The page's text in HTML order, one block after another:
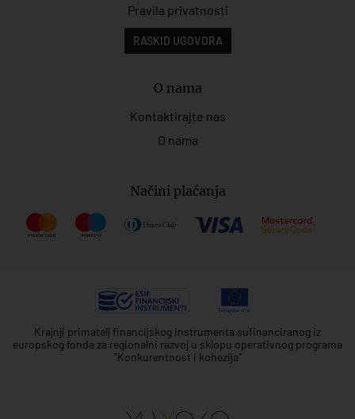
Pravila privatnosti
RASKID UGOVORA
O nama
Kontaktirajte nas
O nama
Načini plaćanja
Krajnji primatelj financijskog instrumenta sufinanciranog iz
europskog fonda za regionalni razvoj u sklopu operativnog programa
"Konkurentnost i kohezija"